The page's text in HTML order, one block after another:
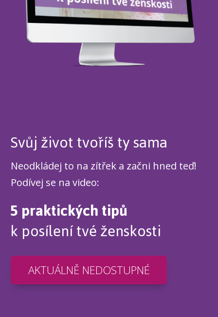
Svůj život tvoříš ty sama
Neodkládej to na zítřek a začni hned teď!
Podívej se na video:
5 praktických tipů
k posílení tvé ženskosti
AKTUÁLNĚ NEDOSTUPNÉ